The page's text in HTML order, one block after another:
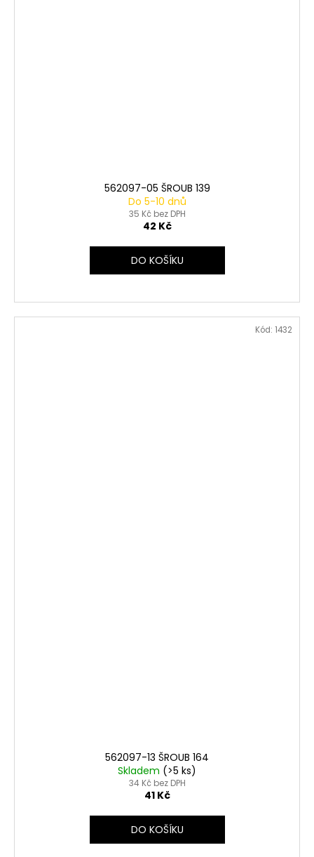
562097-05 ŠROUB 139
Do 5-10 dnů
35 Kč bez DPH
42 Kč
DO KOŠÍKU
562097-13 ŠROUB 164
Skladem (>5 ks)
34 Kč bez DPH
41 Kč
DO KOŠÍKU
Kód: 1432